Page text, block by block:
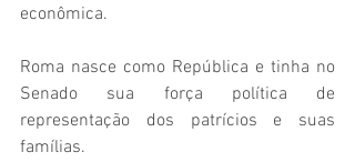
econômica.
Roma nasce como República e tinha no
Senado sua força política de
representação dos patrícios e suas
famílias.